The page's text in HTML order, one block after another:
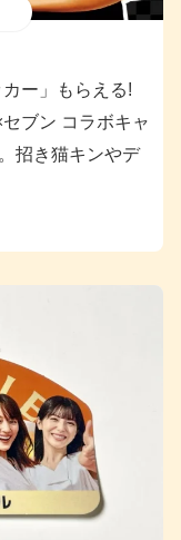
ー」もらえる!
ブン コラボキャ
招き猫キンやデ